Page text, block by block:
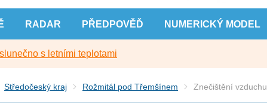
RADAR PŘEDPOVĚĎ NUMERICKÝ MODEL
s letními teplotami
Středočeský kraj Rožmitál pod Třemšínem Znečištění vzduchu